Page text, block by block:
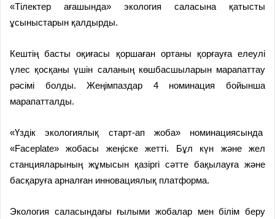
«Тілектер ағашында» экология саласына қатысты
ұсыныстарын қалдырды.
Кештің басты оқиғасы қоршаған ортаны қорғауға елеулі
үлес қосқаны үшін саланың көшбасшыларын марапаттау
рәсімі болды. Жеңімпаздар 4 номинация бойынша
марапатталды.
«Үздік экологиялық старт-ап жоба» номинациясында
«Faceplate» жобасы жеңіске жетті. Бұл күн және жел
станцияларының жұмысын қазіргі сәтте бақылауға және
басқаруға арналған инновациялық платформа.
Экология саласындағы ғылыми жобалар мен білім беру